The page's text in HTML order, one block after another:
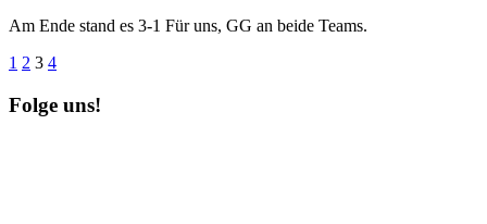
Am Ende stand es 3-1 Für uns, GG an beide Teams.
Seitennummerierung
der
Beiträge
1 2 3 4
Folge uns!